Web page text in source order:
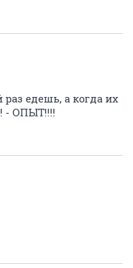
едешь, а когда их
- ОПЫТ!!!!